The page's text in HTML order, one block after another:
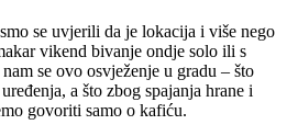
se uvjerili da je lokacija i više nego
vikend bivanje ondje solo ili s
se ovo osvježenje u gradu – što
a što zbog spajanja hrane i
govoriti samo o kafiću.